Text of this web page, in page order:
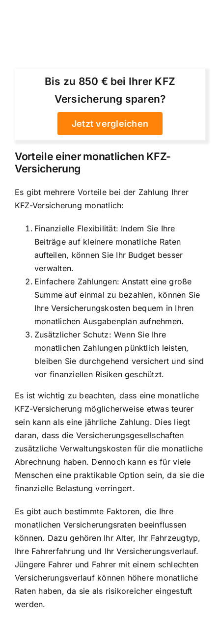
Bis zu 850 € bei Ihrer KFZ
Versicherung sparen?
Jetzt vergleichen
Vorteile einer monatlichen KFZ-
Versicherung
Es gibt mehrere Vorteile bei der Zahlung Ihrer
KFZ-Versicherung monatlich:
Finanzielle Flexibilität: Indem Sie Ihre
Beiträge auf kleinere monatliche Raten
aufteilen, können Sie Ihr Budget besser
verwalten.
Einfachere Zahlungen: Anstatt eine große
Summe auf einmal zu bezahlen, können Sie
Ihre Versicherungskosten bequem in Ihren
monatlichen Ausgabenplan aufnehmen.
Zusätzlicher Schutz: Wenn Sie Ihre
monatlichen Zahlungen pünktlich leisten,
bleiben Sie durchgehend versichert und sind
vor finanziellen Risiken geschützt.
Es ist wichtig zu beachten, dass eine monatliche
KFZ-Versicherung möglicherweise etwas teurer
sein kann als eine jährliche Zahlung. Dies liegt
daran, dass die Versicherungsgesellschaften
zusätzliche Verwaltungskosten für die monatliche
Abrechnung haben. Dennoch kann es für viele
Menschen eine praktikable Option sein, da sie die
finanzielle Belastung verringert.
Es gibt auch bestimmte Faktoren, die Ihre
monatlichen Versicherungsraten beeinflussen
können. Dazu gehören Ihr Alter, Ihr Fahrzeugtyp,
Ihre Fahrerfahrung und Ihr Versicherungsverlauf.
Jüngere Fahrer und Fahrer mit einem schlechten
Versicherungsverlauf können höhere monatliche
Raten haben, da sie als risikoreicher eingestuft
werden.